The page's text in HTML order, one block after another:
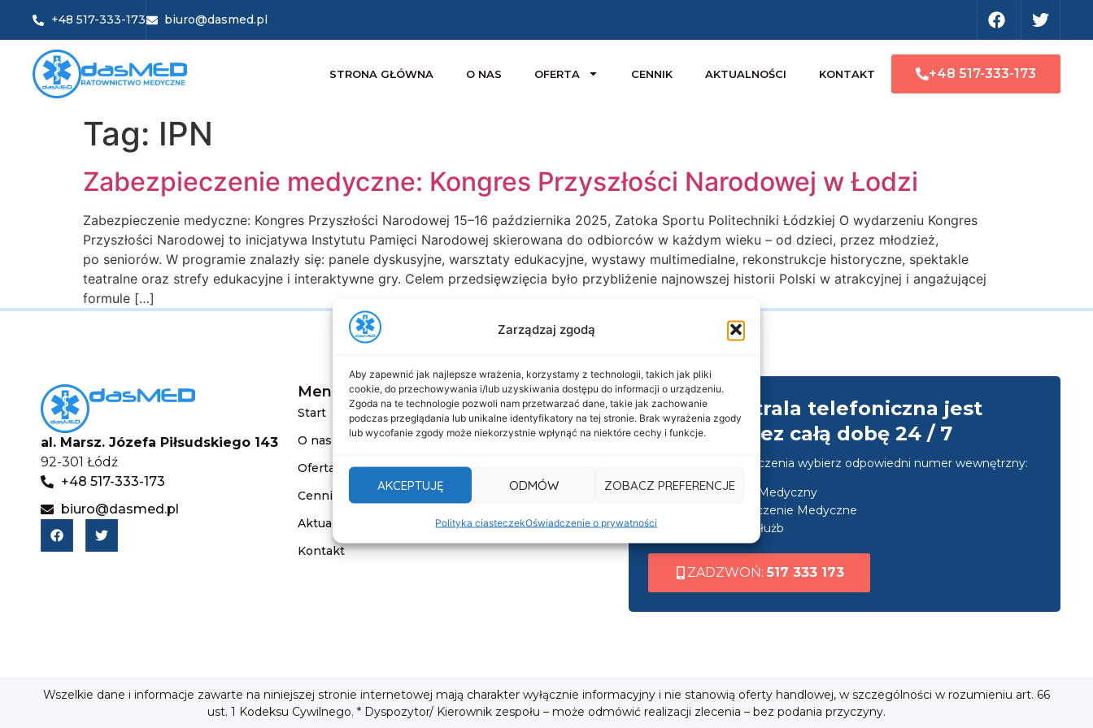
Zarządzaj zgodą
Aby zapewnić jak najlepsze wrażenia, korzystamy z technologii, takich jak pliki
cookie, do przechowywania i/lub uzyskiwania dostępu do informacji o urządzeniu.
Zgoda na te technologie pozwoli nam przetwarzać dane, takie jak zachowanie
podczas przeglądania lub unikalne identyfikatory na tej stronie. Brak wyrażenia zgody
lub wycofanie zgody może niekorzystnie wpłynąć na niektóre cechy i funkcje.
AKCEPTUJĘ ODMÓW ZOBACZ PREFERENCJE
Polityka ciasteczekOświadczenie o prywatności
+48 517-333-173 biuro@dasmed.pl
STRONA GŁÓWNA O NAS OFERTA CENNIK AKTUALNOŚCI KONTAKT +48 517-333-173
Tag: IPN
Zabezpieczenie medyczne: Kongres Przyszłości Narodowej w Łodzi
Zabezpieczenie medyczne: Kongres Przyszłości Narodowej 15–16 października 2025, Zatoka Sportu Politechniki Łódzkiej O wydarzeniu Kongres
Przyszłości Narodowej to inicjatywa Instytutu Pamięci Narodowej skierowana do odbiorców w każdym wieku – od dzieci, przez młodzież,
po seniorów. W programie znalazły się: panele dyskusyjne, warsztaty edukacyjne, wystawy multimedialne, rekonstrukcje historyczne, spektakle
teatralne oraz strefy edukacyjne i interaktywne gry. Celem przedsięwzięcia było przybliżenie najnowszej historii Polski w atrakcyjnej i angażującej
formule […]
al. Marsz. Józefa Piłsudskiego 143
92-301 Łódź
+48 517-333-173
biuro@dasmed.pl
Menu
Start
O nas
Oferta
Cennik
Aktualności
Kontakt
Informacje
Deklaracja dostępności
Klauzula informacyjna
Polityka prywatności
Cookies
Nasza centrala telefoniczna jest
czynna przez całą dobę 24 / 7
Po nawiązaniu połączenia wybierz odpowiedni numer wewnętrzny:
wew. 1 ➜ Transport Medyczny
wew. 2 ➜ Zabezpieczenie Medyczne
wew. 3 ➜ Obsługa służb
ZADZWOŃ:517 333 173
Wszelkie dane i informacje zawarte na niniejszej stronie internetowej mają charakter wyłącznie informacyjny i nie stanowią oferty handlowej, w szczególności w rozumieniu art. 66
ust. 1 Kodeksu Cywilnego. * Dyspozytor/ Kierownik zespołu – może odmówić realizacji zlecenia – bez podania przyczyny.